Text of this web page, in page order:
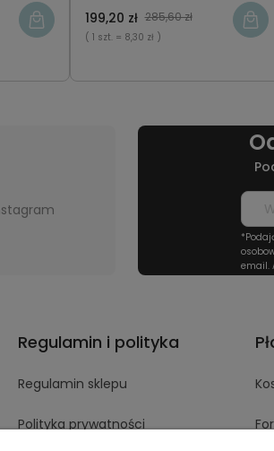
199,20 zł 285,60 zł
( 1 szt. = 8,30 zł )
email.
Regulamin i polityka
Regulamin sklepu
Polityka prywatności